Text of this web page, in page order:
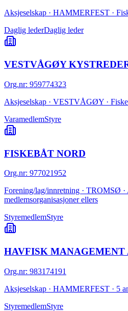
Aksjeselskap · HAMMERFEST ·
Daglig lederDaglig leder
VESTVÅGØY
Org.nr: 959774323
Aksjeselskap · VESTVÅGØY ·
VaramedlemStyre
FISKEBÅT NORD
Org.nr: 977021952
Forening/lag/innretning · TROMSØ
medlemsorganisasjoner ellers
StyremedlemStyre
HAVFISK MANAGEMENT
Org.nr: 983174191
Aksjeselskap · HAMMERFEST · 5
StyremedlemStyre